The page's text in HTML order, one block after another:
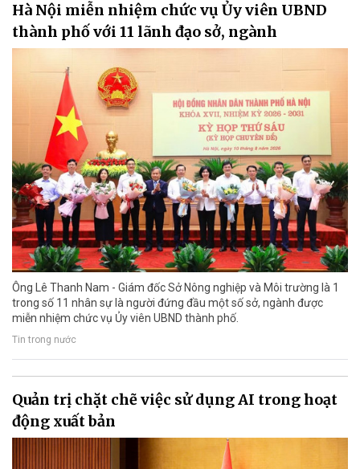
Hà Nội miễn nhiệm chức vụ Ủy viên UBND
thành phố với 11 lãnh đạo sở, ngành
Ông Lê Thanh Nam - Giám đốc Sở Nông nghiệp và Môi trường là 1
trong số 11 nhân sự là người đứng đầu một số sở, ngành được
miễn nhiệm chức vụ Ủy viên UBND thành phố.
Tin trong nước
Quản trị chặt chẽ việc sử dụng AI trong hoạt
động xuất bản